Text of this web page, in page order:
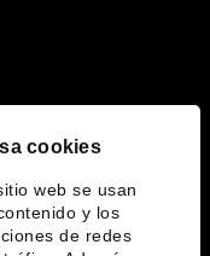
cookies
web se usan
y los
de redes